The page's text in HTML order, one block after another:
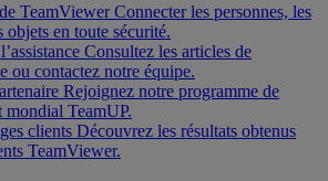
TeamViewer Connecter les personnes, les
objets en toute sécurité.
Consultez les articles de
ou contactez notre équipe.
Rejoignez notre programme de
mondial TeamUP.
clients Découvrez les résultats obtenus
TeamViewer.